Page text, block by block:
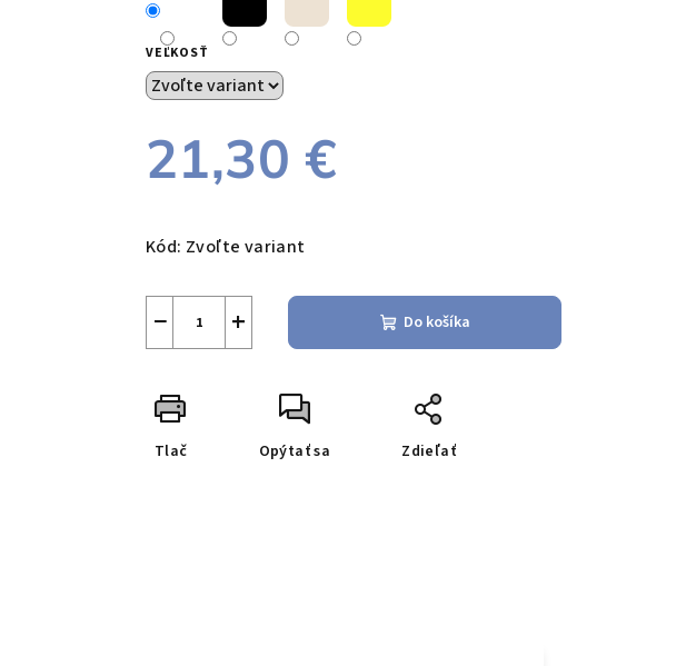
VEĽKOSŤ
21,30 €
cena:
Kód: Zvoľte variant
+
− Do košíka
Tlač Opýtať sa Zdieľať